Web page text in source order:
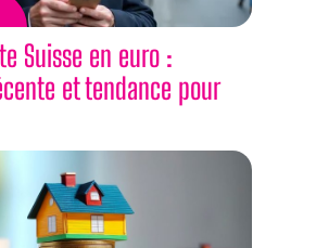
Suisse en euro :
et tendance pour